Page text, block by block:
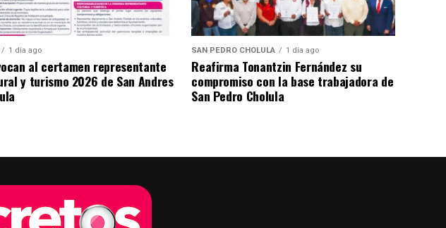
1 día ago
al certamen representante
y turismo 2026 de San Andres
SAN PEDRO CHOLULA 1 día ago
Reafirma Tonantzin Fernández su
compromiso con la base trabajadora de
San Pedro Cholula